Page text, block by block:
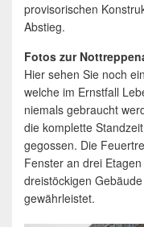
provisorischen
Abstieg.
Fotos zur
Hier sehen Sie noch
welche im Ernstfall
niemals gebraucht
die komplette
gegossen. Die
Fenster an drei
dreistöckigen
gewährleistet.